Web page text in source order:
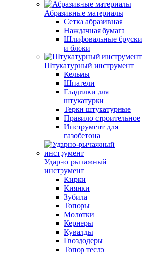
Абразивные материалы
Сетка абразивная
Наждачная бумага
Шлифовальные бруски
и блоки
Штукатурный инструмент
Кельмы
Шпатели
Гладилки для
штукатурки
Терки штукатурные
Правило строительное
Инструмент для
газобетона
Ударно-рычажный
инструмент
Кирки
Киянки
Зубила
Топоры
Молотки
Кернеры
Кувалды
Гвоздодеры
Топор тесло